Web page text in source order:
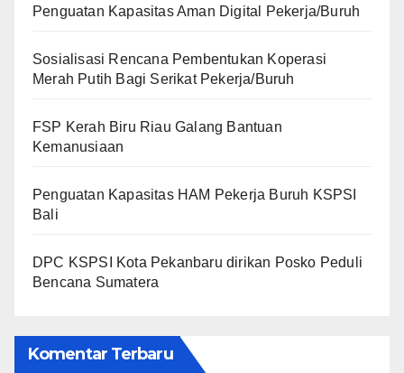
Penguatan Kapasitas Aman Digital Pekerja/Buruh
Sosialisasi Rencana Pembentukan Koperasi
Merah Putih Bagi Serikat Pekerja/Buruh
FSP Kerah Biru Riau Galang Bantuan
Kemanusiaan
Penguatan Kapasitas HAM Pekerja Buruh KSPSI
Bali
DPC KSPSI Kota Pekanbaru dirikan Posko Peduli
Bencana Sumatera
Komentar Terbaru